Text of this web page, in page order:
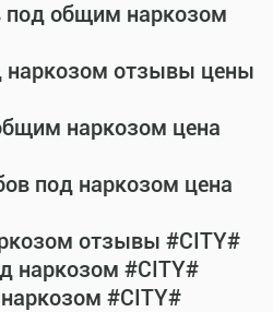
под общим наркозом
наркозом отзывы цены
наркозом цена
под наркозом цена
отзывы #CITY#
наркозом #CITY#
#CITY#